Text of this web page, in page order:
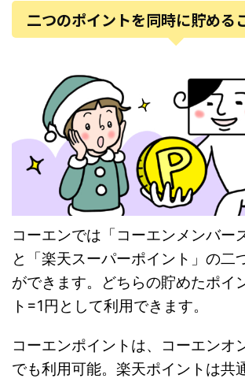
二つのポイントを同時に貯める
コーエンでは「コーエンメンバー
と「楽天スーパーポイント」の二
ができます。どちらの貯めたポイ
ト=1円として利用できます。
コーエンポイントは、コーエンオ
でも利用可能。楽天ポイントは共